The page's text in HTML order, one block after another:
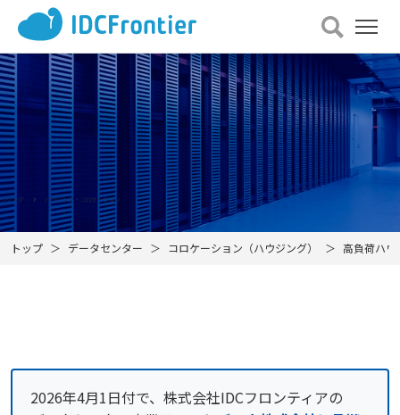
メ
ニュー
を
開
く
トップ データセンター コロケーション（ハウジング） 高負荷ハウ
2026年4月1日付で、株式会社IDCフロンティアの